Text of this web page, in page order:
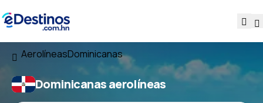
AerolíneasDominicanas
Dominicanas aerolíneas